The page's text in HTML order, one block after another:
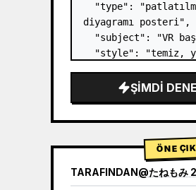
"type":
diyagramı posteri",
"subject": "VR
"style": "temiz,
aydınlatması,
"background":
ŞIMDI DENE
ÖNE
TARAFINDAN@たねもみ 2.0 /